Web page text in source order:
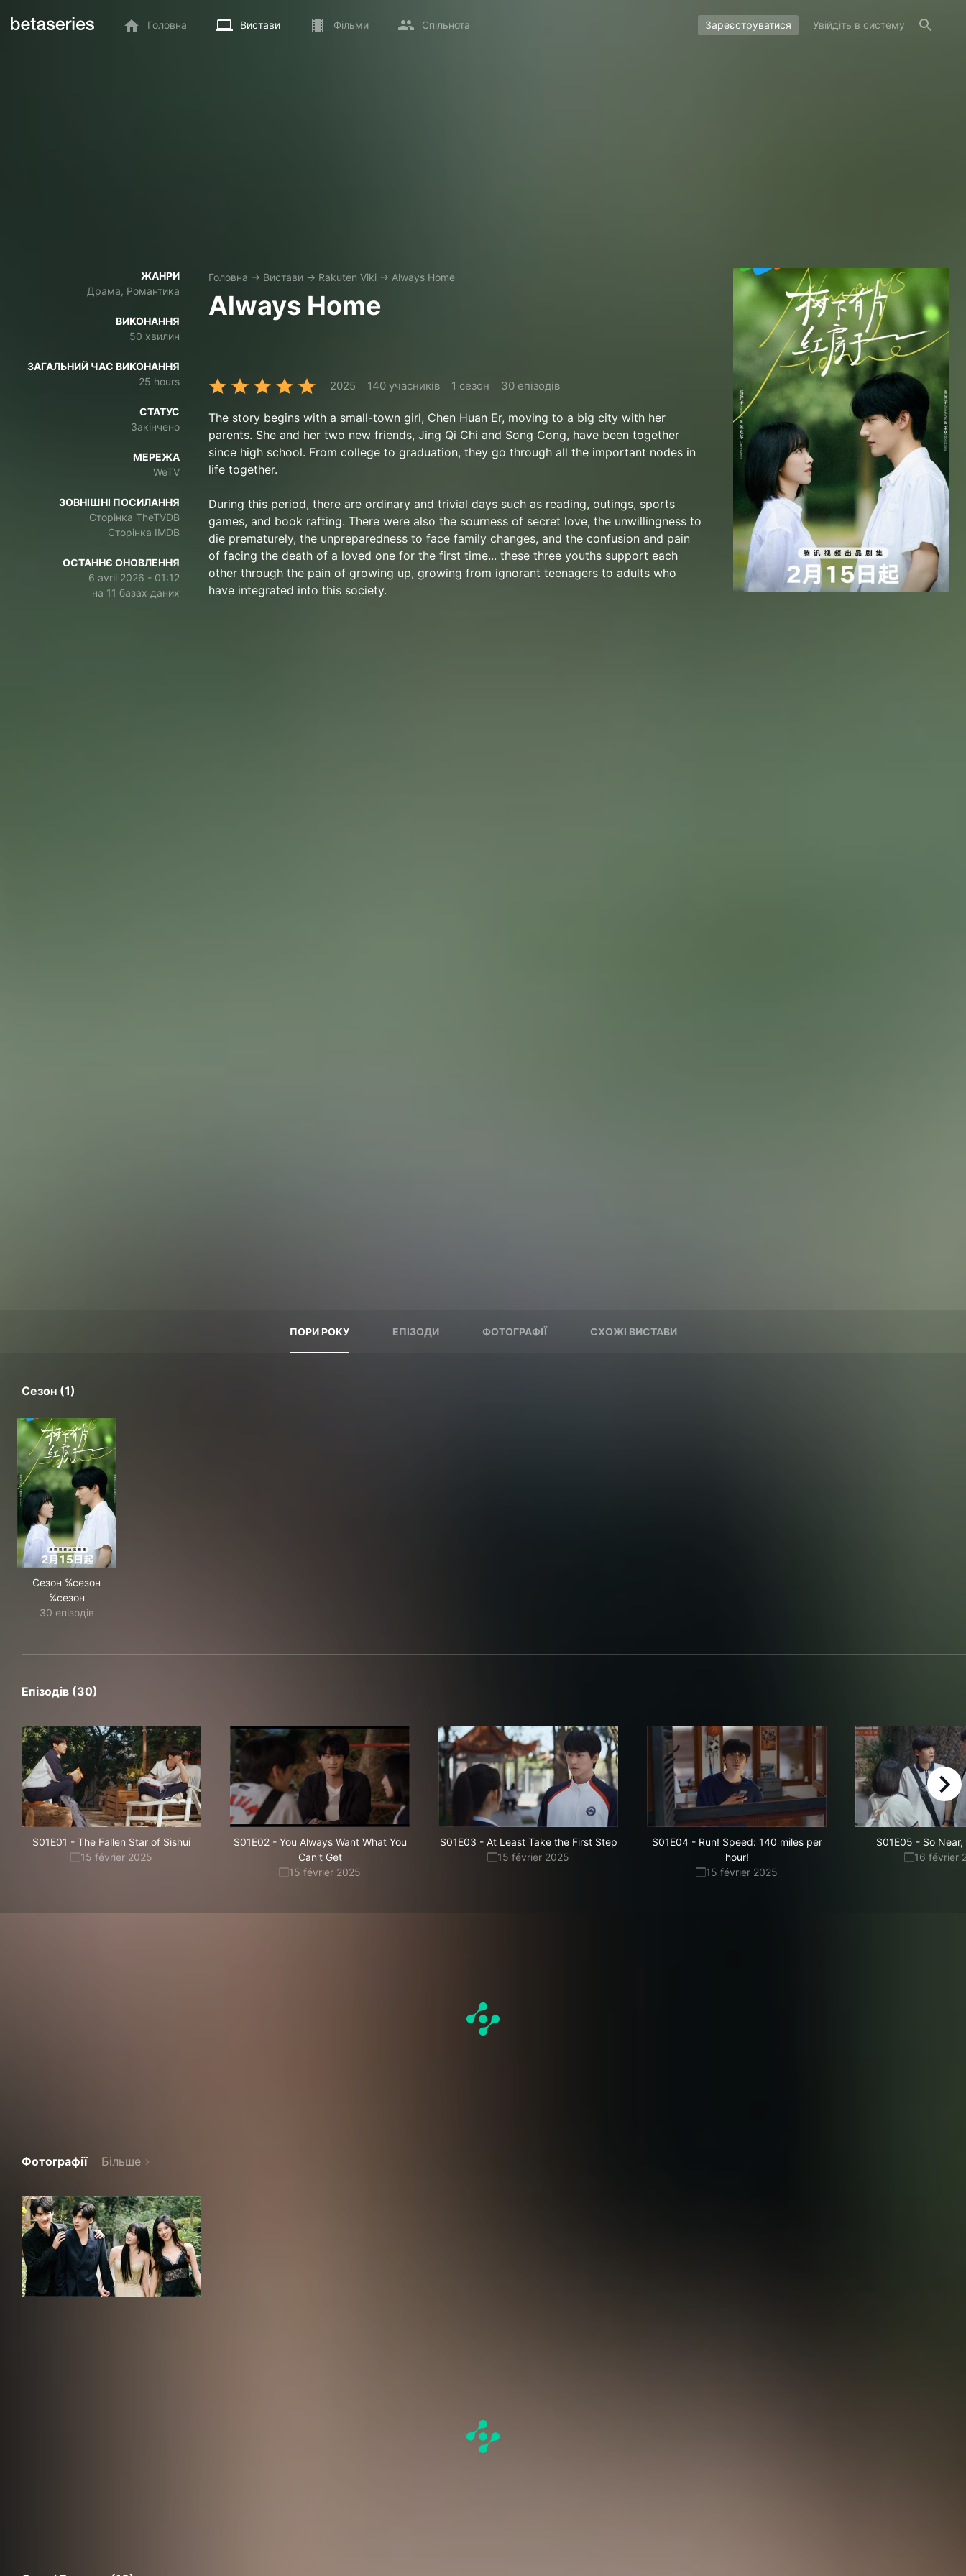
Головна Вистави Фільми Спільнота Зареєструватися Увійдіть в систему
ЖАНРИ
Драма, Романтика
ВИКОНАННЯ
50 хвилин
ЗАГАЛЬНИЙ ЧАС ВИКОНАННЯ
25 hours
СТАТУС
Закінчено
МЕРЕЖА
WeTV
ЗОВНІШНІ ПОСИЛАННЯ
Сторінка TheTVDB
Сторінка IMDB
ОСТАННЄ ОНОВЛЕННЯ
6 avril 2026 - 01:12
на 11 базах даних
Головна → Вистави → Rakuten Viki → Always Home
Always Home
2025 140 учасників 1 сезон 30 епізодів
The story begins with a small-town girl, Chen Huan Er, moving to a big city with her
parents. She and her two new friends, Jing Qi Chi and Song Cong, have been together
since high school. From college to graduation, they go through all the important nodes in
life together.
During this period, there are ordinary and trivial days such as reading, outings, sports
games, and book rafting. There were also the sourness of secret love, the unwillingness to
die prematurely, the unpreparedness to face family changes, and the confusion and pain
of facing the death of a loved one for the first time... these three youths support each
other through the pain of growing up, growing from ignorant teenagers to adults who
have integrated into this society.
ПОРИ РОКУ ЕПІЗОДИ ФОТОГРАФІЇ СХОЖІ ВИСТАВИ
Сезон (1)
Сезон %сезон
%сезон
30 епізодів
Епізодів (30)
S01E01 - The Fallen Star of Sishui
15 février 2025
S01E02- You Always Want What You
Can't Get
15 février 2025
S01E03 - At Least Take the First Step
15 février 2025
S01E04- Run! Speed: 140 miles per
hour!
15 février 2025
S01E05 - So Near,
16 février
right
Фотографії Більше